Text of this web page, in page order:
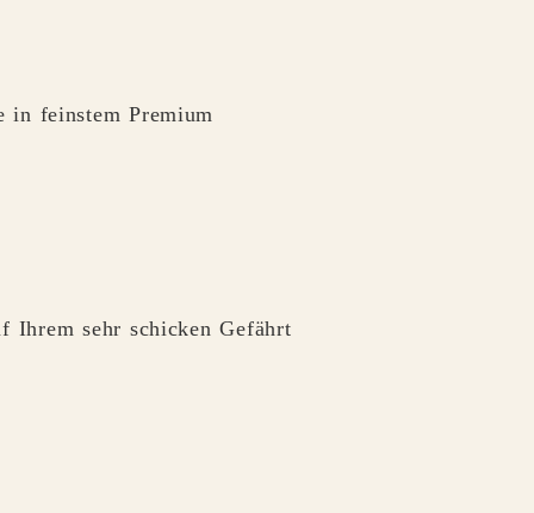
in feinstem Premium
Ihrem sehr schicken Gefährt